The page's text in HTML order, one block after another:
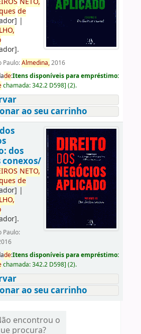
de
|
.
Paulo:Almedina,2016
de:Itens disponíveis para empréstimo:
chamada:342.2 D598] (2).
ao seu carrinho
dos
IROS NETO,
de
|
.
Paulo:
de:Itens disponíveis para empréstimo:
chamada:342.2 D598] (2).
ao seu carrinho
encontrou o
procura?